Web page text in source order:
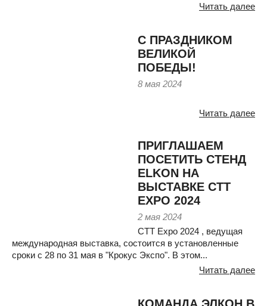
Читать далее
С ПРАЗДНИКОМ
ВЕЛИКОЙ
ПОБЕДЫ!
8 мая 2024
Читать далее
ПРИГЛАШАЕМ
ПОСЕТИТЬ СТЕНД
ELKON НА
ВЫСТАВКЕ СТТ
EXPO 2024
2 мая 2024
CTT Expo 2024 , ведущая
международная выставка, состоится в установленные
сроки с 28 по 31 мая в "Крокус Экспо". В этом...
Читать далее